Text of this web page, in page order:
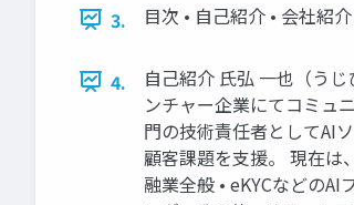
3. 目次 • 自己紹介 • 会社紹
4.
自己紹介 氏弘 一也（う
ンチャー企業にてコミュ
門の技術責任者としてAI
顧客課題を支援。 現在は
融業全般 • eKYCなどの